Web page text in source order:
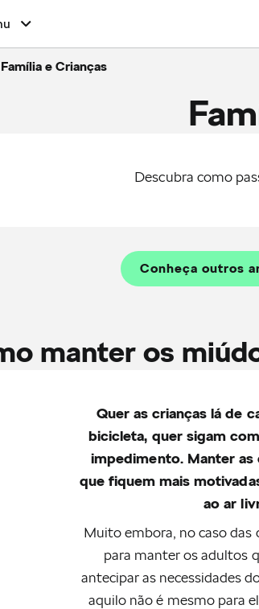
Família e Crianças
Descubra como
Conheça outros
manter os
Quer as crianças lá de
bicicleta, quer sigam
impedimento. Manter as
que fiquem mais
ao ar
Muito embora, no caso das
para manter os adultos
antecipar as necessidades
aquilo não é mesmo para